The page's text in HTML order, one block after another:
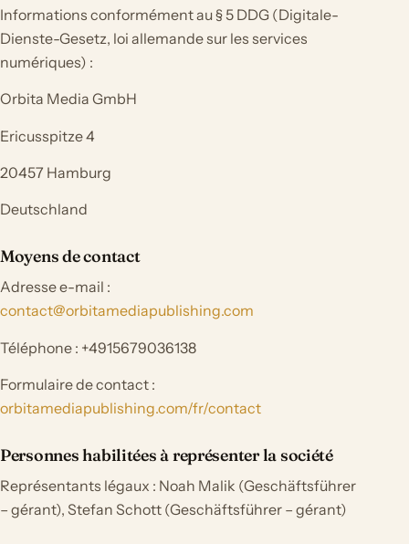
Informations conformément au § 5 DDG (Digitale-
Dienste-Gesetz, loi allemande sur les services
numériques) :
Orbita Media GmbH
Ericusspitze 4
20457 Hamburg
Deutschland
Moyens de contact
Adresse e-mail :
contact@orbitamediapublishing.com
Téléphone : +4915679036138
Formulaire de contact :
orbitamediapublishing.com/fr/contact
Personnes habilitées à représenter la société
Représentants légaux : Noah Malik (Geschäftsführer
– gérant), Stefan Schott (Geschäftsführer – gérant)